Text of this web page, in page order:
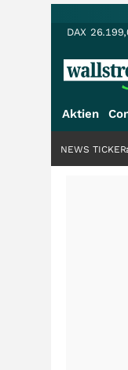
DAX
Aktien
+++
NEWS TICKER